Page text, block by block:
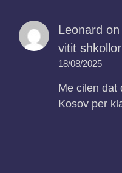
Leonard on
vitit
18/08/2025
Me cilen dat
Kosov per